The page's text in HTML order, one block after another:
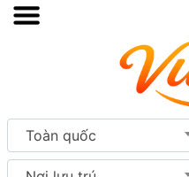
Toàn quốc